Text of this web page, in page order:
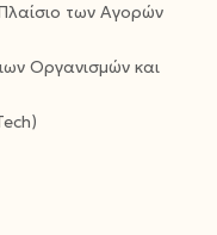
των Αγορών
Οργανισμών και